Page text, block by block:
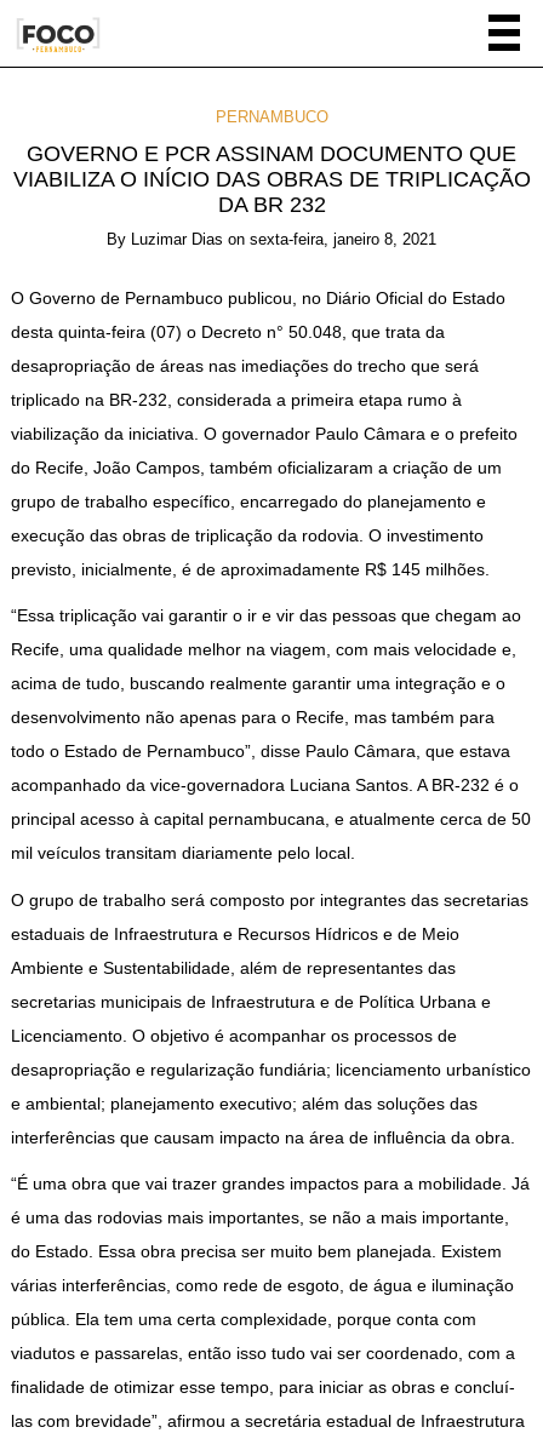
PERNAMBUCO
GOVERNO E PCR ASSINAM DOCUMENTO QUE
VIABILIZA O INÍCIO DAS OBRAS DE TRIPLICAÇÃO
DA BR 232
By Luzimar Dias on sexta-feira, janeiro 8, 2021
O Governo de Pernambuco publicou, no Diário Oficial do Estado
desta quinta-feira (07) o Decreto n° 50.048, que trata da
desapropriação de áreas nas imediações do trecho que será
triplicado na BR-232, considerada a primeira etapa rumo à
viabilização da iniciativa. O governador Paulo Câmara e o prefeito
do Recife, João Campos, também oficializaram a criação de um
grupo de trabalho específico, encarregado do planejamento e
execução das obras de triplicação da rodovia. O investimento
previsto, inicialmente, é de aproximadamente R$ 145 milhões.
“Essa triplicação vai garantir o ir e vir das pessoas que chegam ao
Recife, uma qualidade melhor na viagem, com mais velocidade e,
acima de tudo, buscando realmente garantir uma integração e o
desenvolvimento não apenas para o Recife, mas também para
todo o Estado de Pernambuco”, disse Paulo Câmara, que estava
acompanhado da vice-governadora Luciana Santos. A BR-232 é o
principal acesso à capital pernambucana, e atualmente cerca de 50
mil veículos transitam diariamente pelo local.
O grupo de trabalho será composto por integrantes das secretarias
estaduais de Infraestrutura e Recursos Hídricos e de Meio
Ambiente e Sustentabilidade, além de representantes das
secretarias municipais de Infraestrutura e de Política Urbana e
Licenciamento. O objetivo é acompanhar os processos de
desapropriação e regularização fundiária; licenciamento urbanístico
e ambiental; planejamento executivo; além das soluções das
interferências que causam impacto na área de influência da obra.
“É uma obra que vai trazer grandes impactos para a mobilidade. Já
é uma das rodovias mais importantes, se não a mais importante,
do Estado. Essa obra precisa ser muito bem planejada. Existem
várias interferências, como rede de esgoto, de água e iluminação
pública. Ela tem uma certa complexidade, porque conta com
viadutos e passarelas, então isso tudo vai ser coordenado, com a
finalidade de otimizar esse tempo, para iniciar as obras e concluí-
las com brevidade”, afirmou a secretária estadual de Infraestrutura